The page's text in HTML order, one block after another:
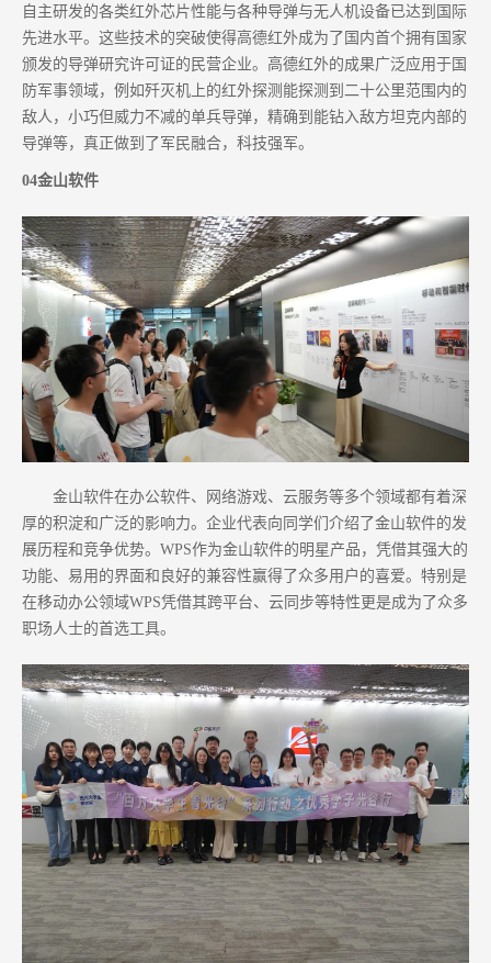
自主研发的各类红外芯片性能与各种导弹与无人机设备已达到国际
先进水平。这些技术的突破使得高德红外成为了国内首个拥有国家
颁发的导弹研究许可证的民营企业。高德红外的成果广泛应用于国
防军事领域，例如歼灭机上的红外探测能探测到二十公里范围内的
敌人，小巧但威力不减的单兵导弹，精确到能钻入敌方坦克内部的
导弹等，真正做到了军民融合，科技强军。
04金山软件
金山软件在办公软件、网络游戏、云服务等多个领域都有着深
厚的积淀和广泛的影响力。企业代表向同学们介绍了金山软件的发
展历程和竞争优势。WPS作为金山软件的明星产品，凭借其强大的
功能、易用的界面和良好的兼容性赢得了众多用户的喜爱。特别是
在移动办公领域WPS凭借其跨平台、云同步等特性更是成为了众多
职场人士的首选工具。